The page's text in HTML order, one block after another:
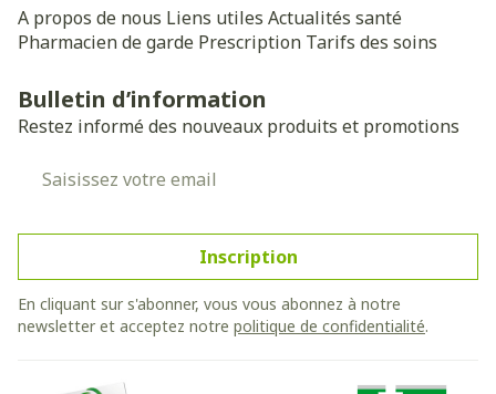
A propos de nous Liens utiles Actualités santé
Pharmacien de garde Prescription Tarifs des soins
Bulletin d’information
Restez informé des nouveaux produits et promotions
Inscription
En cliquant sur s'abonner, vous vous abonnez à notre
newsletter et acceptez notre politique de confidentialité.